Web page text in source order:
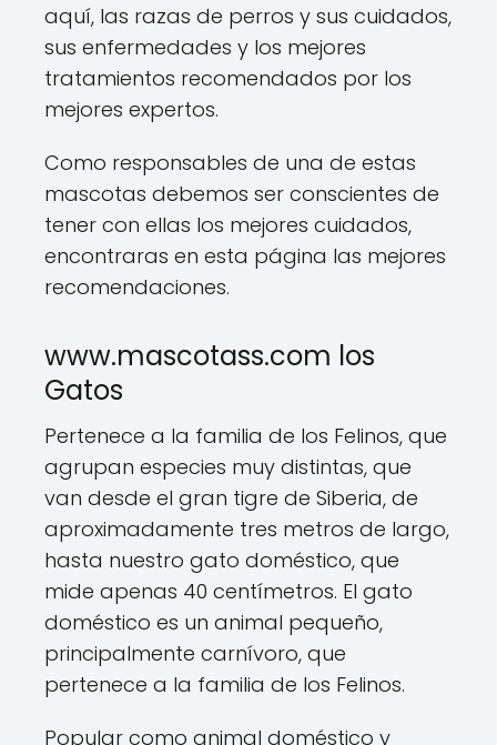
aquí, las razas de perros y sus cuidados,
sus enfermedades y los mejores
tratamientos recomendados por los
mejores expertos.
Como responsables de una de estas
mascotas debemos ser conscientes de
tener con ellas los mejores cuidados,
encontraras en esta página las mejores
recomendaciones.
www.mascotass.com los
Gatos
Pertenece a la familia de los Felinos, que
agrupan especies muy distintas, que
van desde el gran tigre de Siberia, de
aproximadamente tres metros de largo,
hasta nuestro gato doméstico, que
mide apenas 40 centímetros. El gato
doméstico es un animal pequeño,
principalmente carnívoro, que
pertenece a la familia de los Felinos.
Popular como animal doméstico y